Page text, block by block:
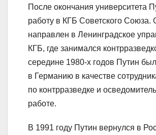
После окончания университета
работу в КГБ Советского Союза.
направлен в Ленинградское
КГБ, где занимался
середине 1980-х годов Путин
в Германию в качестве
по контрразведке и
работе.
В 1991 году Путин вернулся в